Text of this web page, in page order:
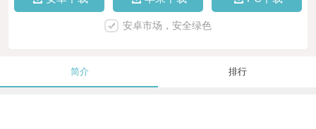
安卓市场，安全绿色
简介 排行